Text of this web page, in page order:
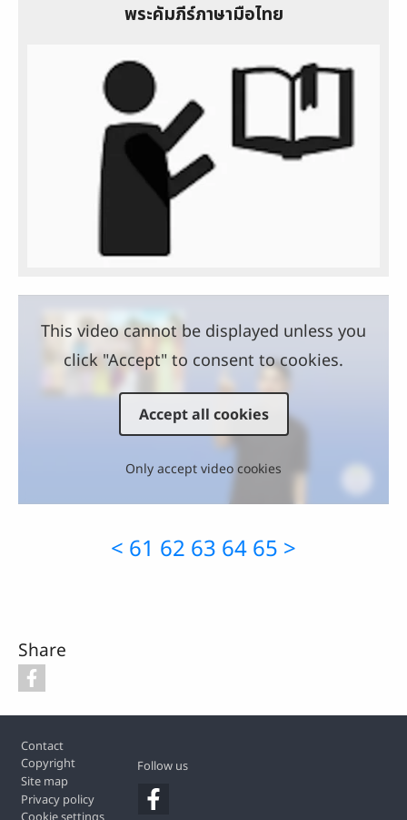
พระคัมภีร์ภาษามือไทย
This video cannot be displayed unless you
click "Accept" to consent to cookies.
Accept all cookies
Only accept video cookies
< 61 62 63 64 65 >
Share
Contact
Copyright
Site map
Privacy policy
Cookie settings
Follow us